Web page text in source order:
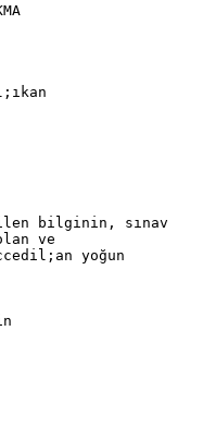
bilginin, sınav
ve
yoğun